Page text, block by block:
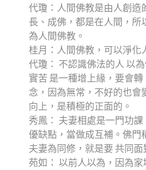
代瓊：人間佛教是由人創造
長、成佛，都是在人間，所
為人間佛教。
桂月：人間佛教，可以淨化
代瓊： 不認識佛法的人 以
實苦 是一種增上緣，要會轉
念，因為無常，不好的也會
向上，是積極的正面的。
秀鳳： 夫妻相處是一門功
優缺點，當做成互補。佛門
夫妻為同修，就是要 共同面
苑如： 以前人以為，因為